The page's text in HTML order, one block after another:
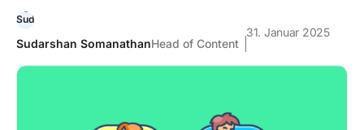
Sudarshan SomanathanHead of Content
31. Januar 2025